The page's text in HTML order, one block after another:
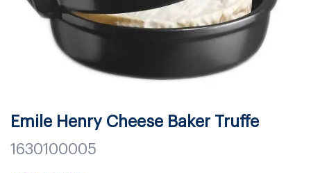
Emile Henry Cheese Baker Truffe
1630100005